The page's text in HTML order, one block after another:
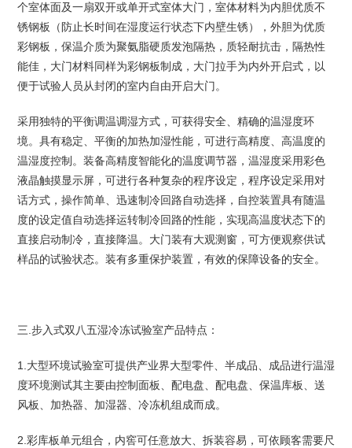
个室体面及一扇双开或单开式室体大门，室体材料为内胆优质不
锈钢板（防止长时间在湿度运行状态下内壁生锈），外胆为优质
彩钢板，保温介质为聚氨脂硬质发泡隔热，质轻耐抗击，隔热性
能佳，大门材料同样为彩钢板制成，大门拉手为内外开启式，以
便于试验人员从封闭的室内自由开启大门。
采用独特的平衡调温调湿方式，可获得安全、精确的温湿度环
境。具有稳定、平衡的加热加湿性能，可进行高精度、高温度的
温湿度控制。装备高精度智能化的温度调节器，温湿度采用彩色
液晶触摸显示屏，可进行各种复杂的程序设定，程序设定采用对
话方式，操作简单、迅速制冷回路自动选择，自控装置具有随温
度的设定值自动选择运转制冷回路的性能，实现高温度状态下的
直接启动制冷，直接降温。大门装有大观测窗，可方便观察供试
样品的试验状态。装有多重保护装置，有效的保障设备的安全。
三 .步入式双八五湿冷冻试验室产品特点：
1. 大型环境试验室可提供产业界大型零件、半成品、成品进行温湿
度环境测试其主要由控制面板、配电盘、配电盘、保温库板、送
风板、加热器、加湿器、冷冻机组成而成。
2. 彩库板单元组合 ，内窖可任意放大、拆装容易，可依顾客需要尺